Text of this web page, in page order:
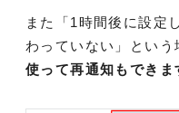
また「1時間後に設定
わっていない」という
使って再通知もできま